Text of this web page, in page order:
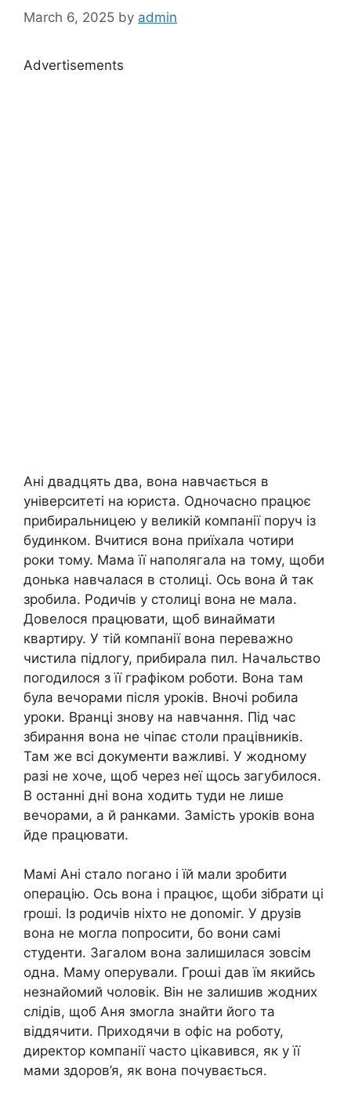
March 6, 2025 by admin
Advertisements
Ані двадцять два, вона навчається в
університеті на юриста. Одночасно працює
прибиральницею у великій компанії поруч із
будинком. Вчитися вона приїхала чотири
роки тому. Мама її наполягала на тому, щоби
донька навчалася в столиці. Ось вона й так
зробила. Родичів у столиці вона не мала.
Довелося працювати, щоб винаймати
квартиру. У тій компанії вона переважно
чистила підлогу, прибирала пил. Начальство
погодилося з її графіком роботи. Вона там
була вечорами після уроків. Вночі робила
уроки. Вранці знову на навчання. Під час
збирання вона не чіпає столи працівників.
Там же всі документи важливі. У жодному
разі не хоче, щоб через неї щось загубилося.
В останні дні вона ходить туди не лише
вечорами, а й ранками. Замість уроків вона
йде працювати.
Мамі Ані стало nогано і їй мали зробити
операцію. Ось вона і працює, щоби зібрати ці
rроші. Із родичів ніхто не доnоміг. У друзів
вона не могла попросити, бо вони самі
студенти. Загалом вона залишилася зовсім
одна. Маму оперували. Гроաі дав їм якийсь
незнайомий чоловік. Він не залишив жодних
слідів, щоб Аня змогла знайти його та
віддячити. Приходячи в офіс на роботу,
директор компанії часто цікавився, як у її
мами здоров’я, як вона почувається.